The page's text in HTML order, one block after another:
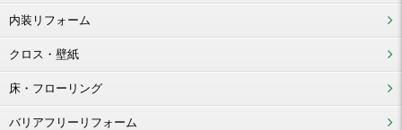
内装リフォーム
クロス・壁紙
床・フローリング
バリアフリーリフォーム